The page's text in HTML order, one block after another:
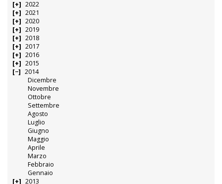
2022
2021
2020
2019
2018
2017
2016
2015
2014
Dicembre
Novembre
Ottobre
Settembre
Agosto
Luglio
Giugno
Maggio
Aprile
Marzo
Febbraio
Gennaio
2013